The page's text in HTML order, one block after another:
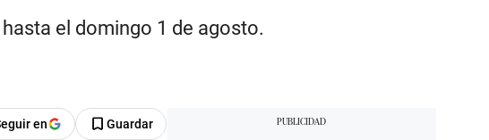
el domingo 1 de agosto.
en Guardar